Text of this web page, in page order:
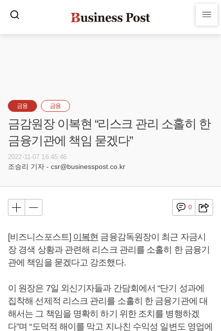
금융 금융
금감원장 이복현 “리스크 관리 소홀히 한
금융기관에 책임 묻겠다”
2022-11-07 16:45:46
조승리 기자 - csr@businesspost.co.kr
0
[비즈니스포스트] 이복현 금융감독원장이 최근 자금시
장 경색 상황과 관련해 리스크 관리를 소홀히 한 금융기
관에 책임을 묻겠다고 강조했다.
이 원장은 7일 외신기자들과 간담회에서 “단기 성과에
집착해 선제적 리스크 관리를 소홀히 한 금융기관에 대
해서는 그 책임을 명확히 하기 위한 조치를 병행하겠
다”며 “도덕적 해이를 막고 지나친 수익성 일변도 영업에